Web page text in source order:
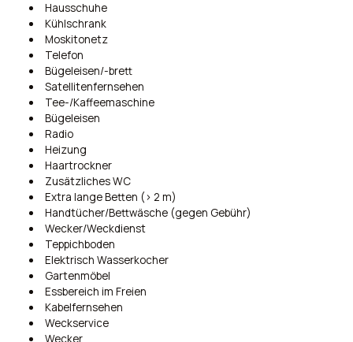
Hausschuhe
Kühlschrank
Moskitonetz
Telefon
Bügeleisen/-brett
Satellitenfernsehen
Tee-/Kaffeemaschine
Bügeleisen
Radio
Heizung
Haartrockner
Zusätzliches WC
Extra lange Betten (> 2 m)
Handtücher/Bettwäsche (gegen Gebühr)
Wecker/Weckdienst
Teppichboden
Elektrisch Wasserkocher
Gartenmöbel
Essbereich im Freien
Kabelfernsehen
Weckservice